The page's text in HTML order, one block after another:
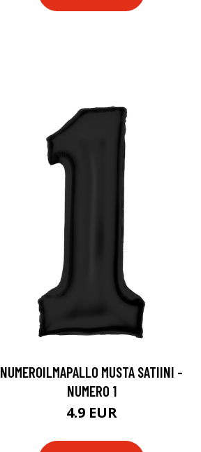
NUMEROILMAPALLO MUSTA SATIINI -
NUMERO 1
4.9 EUR